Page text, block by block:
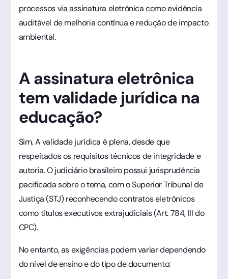
processos via assinatura eletrônica como evidência
auditável de melhoria contínua e redução de impacto
ambiental.
A assinatura eletrônica
tem validade jurídica na
educação?
Sim. A validade jurídica é plena, desde que
respeitados os requisitos técnicos de integridade e
autoria. O judiciário brasileiro possui jurisprudência
pacificada sobre o tema, com o Superior Tribunal de
Justiça (STJ) reconhecendo contratos eletrônicos
como títulos executivos extrajudiciais (Art. 784, III do
CPC).
No entanto, as exigências podem variar dependendo
do nível de ensino e do tipo de documento: